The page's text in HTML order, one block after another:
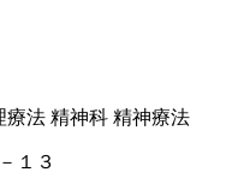
療法 精神科 精神療法
１３